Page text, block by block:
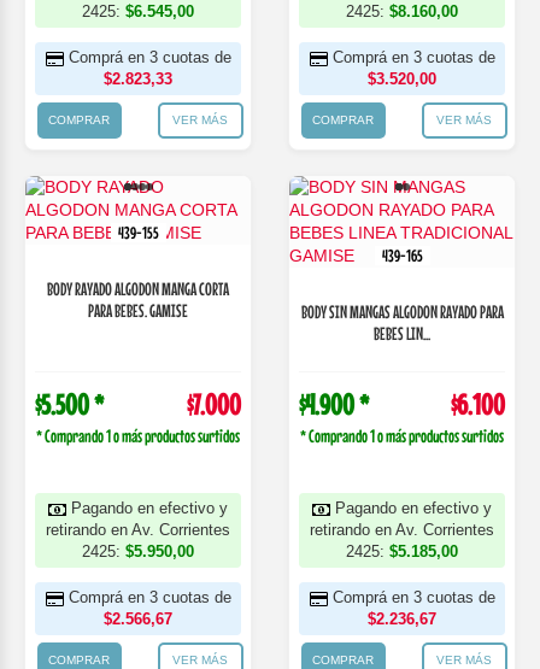
2425: $6.545,00
Comprá en 3 cuotas de
$2.823,33
COMPRAR VER MÁS
2425: $8.160,00
Comprá en 3 cuotas de
$3.520,00
COMPRAR VER MÁS
439-155
BODY RAYADO ALGODON MANGA CORTA
PARA BEBES. GAMISE
$5.500 * $7.000
* Comprando 1 o más productos surtidos
Pagando en efectivo y
retirando en Av. Corrientes
2425: $5.950,00
Comprá en 3 cuotas de
$2.566,67
COMPRAR VER MÁS
439-165
BODY SIN MANGAS ALGODON RAYADO PARA
BEBES LIN...
$4.900 * $6.100
* Comprando 1 o más productos surtidos
Pagando en efectivo y
retirando en Av. Corrientes
2425: $5.185,00
Comprá en 3 cuotas de
$2.236,67
COMPRAR VER MÁS